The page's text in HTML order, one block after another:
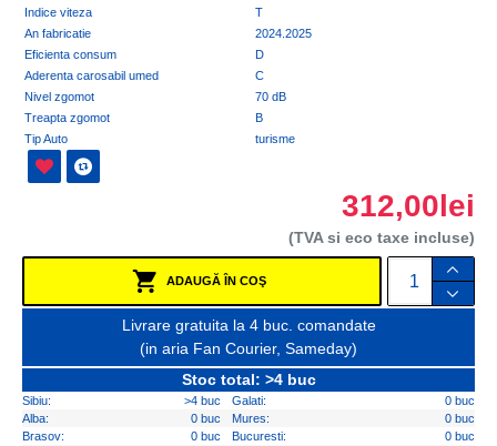
Indice viteza
T
An fabricatie
2024.2025
Eficienta consum
D
Aderenta carosabil umed
C
Nivel zgomot
70 dB
Treapta zgomot
B
Tip Auto
turisme
312,00lei
(TVA si eco taxe incluse)
ADAUGĂ ÎN COŞ
Livrare gratuita la 4 buc. comandate
(in aria Fan Courier, Sameday)
Stoc total: >4 buc
Sibiu: >4 buc Galati:
0 buc
Alba:
0 buc Mures:
0 buc
Brasov:
0 buc Bucuresti:
0 buc